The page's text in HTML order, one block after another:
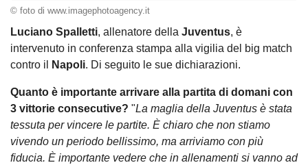
© foto di www.imagephotoagency.it
Luciano Spalletti, allenatore della Juventus, è
intervenuto in conferenza stampa alla vigilia del big match
contro il
Napoli. Di seguito le sue dichiarazioni.
Quanto è importante arrivare alla partita di domani con
3 vittorie consecutive? "La maglia della Juventus è stata
tessuta per vincere le partite. È chiaro che non stiamo
vivendo un periodo bellissimo, ma arriviamo con più
fiducia. È importante vedere che in allenamenti si vanno ad